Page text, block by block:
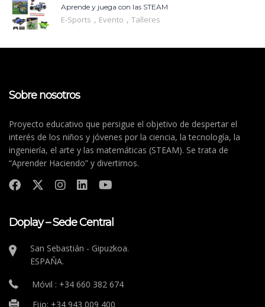
Aprende y juega con las STEAM
E-Sports , Evento , Talleres
Sobre nosotros
Proyecto educativo que persigue el objetivo de despertar el
interés de los niños y jóvenes por la ciencia, la tecnología, la
ingeniería, el arte y las matemáticas (STEAM). Se trata de
“Aprender Haciendo” y divertirnos.
Doplay – Sede Central
San Sebastián - Gipuzkoa.
ESPAÑA.
Móvil : +34 660 382 674
Fijo: +34 943 009 400